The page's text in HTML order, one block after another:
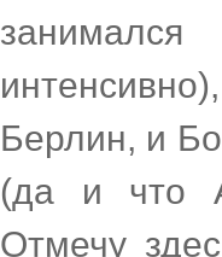
Берлин, и
(да и что
Отмечу